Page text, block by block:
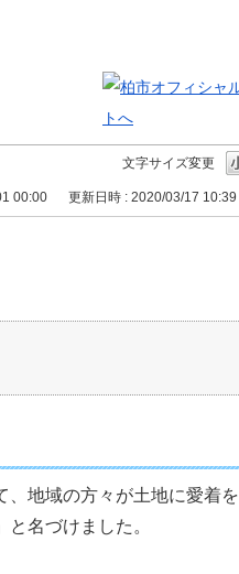
文字サイズ変更
00:00 更新日時 : 2020/03/17 10:39
、地域の方々が土地に愛着を
名づけました。